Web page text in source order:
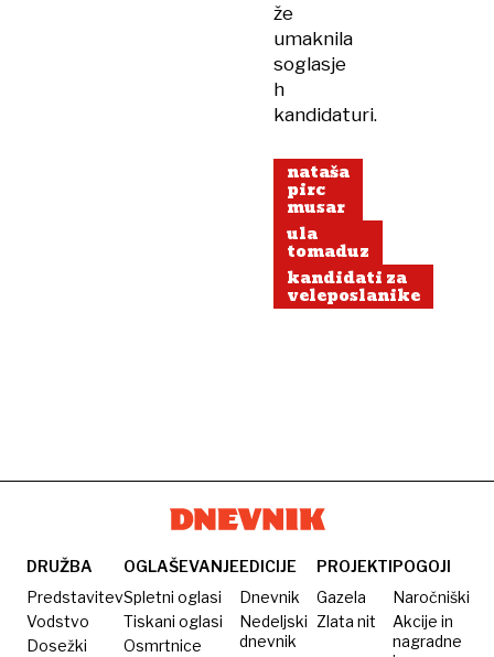
že
umaknila
soglasje
h
kandidaturi.
nataša
pirc
musar
ula
tomaduz
kandidati za
veleposlanike
DRUŽBA
Predstavitev
Vodstvo
Dosežki
OGLAŠEVANJE
Spletni oglasi
Tiskani oglasi
Osmrtnice
EDICIJE
Dnevnik
Nedeljski
dnevnik
PROJEKTI
Gazela
Zlata nit
POGOJI
Naročniški
Akcije in
nagradne